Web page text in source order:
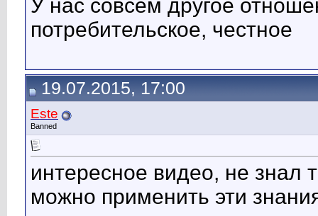
У нас совсем другое
потребительское, честное
19.07.2015, 17:00
Este
Banned
интересное видео, не знал
можно применить эти